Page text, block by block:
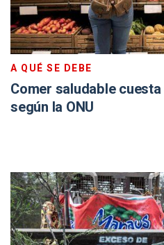
A QUÉ SE DEBE
Comer saludable
según la ONU